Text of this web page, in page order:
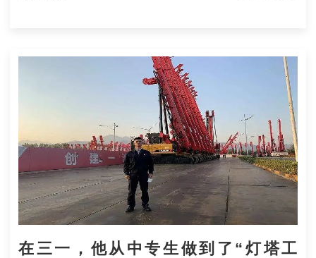
在三一，他从中专生做到了“灯塔工